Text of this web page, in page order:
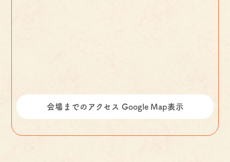
会場までのアクセス Google Map表示